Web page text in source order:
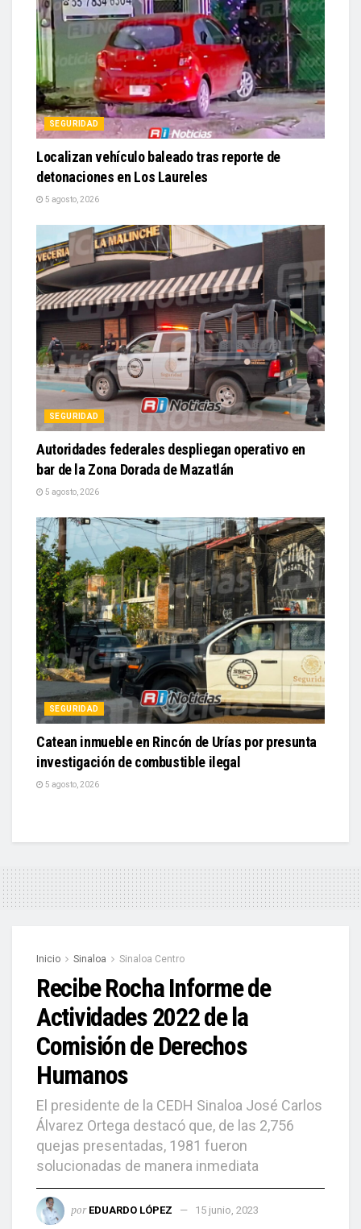
SEGURIDAD
Localizan vehículo baleado tras reporte de
detonaciones en Los Laureles
5 agosto, 2026
SEGURIDAD
Autoridades federales despliegan operativo en
bar de la Zona Dorada de Mazatlán
5 agosto, 2026
SEGURIDAD
Catean inmueble en Rincón de Urías por presunta
investigación de combustible ilegal
5 agosto, 2026
Inicio Sinaloa Sinaloa Centro
Recibe Rocha Informe de
Actividades 2022 de la
Comisión de Derechos
Humanos
El presidente de la CEDH Sinaloa José Carlos
Álvarez Ortega destacó que, de las 2,756
quejas presentadas, 1981 fueron
solucionadas de manera inmediata
por EDUARDO LÓPEZ 15 junio, 2023